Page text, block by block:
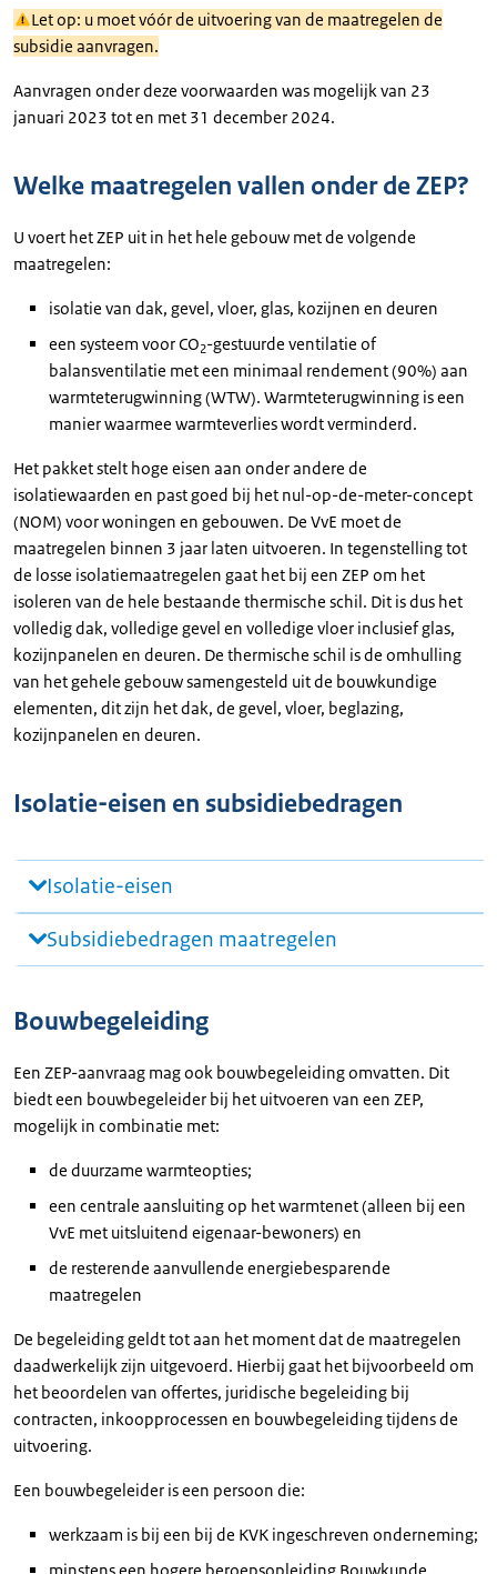
Let op: u moet vóór de uitvoering van de maatregelen de
subsidie aanvragen.
Aanvragen onder deze voorwaarden was mogelijk van 23
januari 2023 tot en met 31 december 2024.
Welke maatregelen vallen onder de ZEP?
U voert het ZEP uit in het hele gebouw met de volgende
maatregelen:
isolatie van dak, gevel, vloer, glas, kozijnen en deuren
een systeem voor CO2-gestuurde ventilatie of
balansventilatie met een minimaal rendement (90%) aan
warmteterugwinning (WTW). Warmteterugwinning is een
manier waarmee warmteverlies wordt verminderd.
Het pakket stelt hoge eisen aan onder andere de
isolatiewaarden en past goed bij het nul-op-de-meter-concept
(NOM) voor woningen en gebouwen. De VvE moet de
maatregelen binnen 3 jaar laten uitvoeren. In tegenstelling tot
de losse isolatiemaatregelen gaat het bij een ZEP om het
isoleren van de hele bestaande thermische schil. Dit is dus het
volledig dak, volledige gevel en volledige vloer inclusief glas,
kozijnpanelen en deuren. De thermische schil is de omhulling
van het gehele gebouw samengesteld uit de bouwkundige
elementen, dit zijn het dak, de gevel, vloer, beglazing,
kozijnpanelen en deuren.
Isolatie-eisen en subsidiebedragen
Isolatie-eisen
Subsidiebedragen maatregelen
Bouwbegeleiding
Een ZEP-aanvraag mag ook bouwbegeleiding omvatten. Dit
biedt een bouwbegeleider bij het uitvoeren van een ZEP,
mogelijk in combinatie met:
de duurzame warmteopties;
een centrale aansluiting op het warmtenet (alleen bij een
VvE met uitsluitend eigenaar-bewoners) en
de resterende aanvullende energiebesparende
maatregelen
De begeleiding geldt tot aan het moment dat de maatregelen
daadwerkelijk zijn uitgevoerd. Hierbij gaat het bijvoorbeeld om
het beoordelen van offertes, juridische begeleiding bij
contracten, inkoopprocessen en bouwbegeleiding tijdens de
uitvoering.
Een bouwbegeleider is een persoon die:
werkzaam is bij een bij de KVK ingeschreven onderneming;